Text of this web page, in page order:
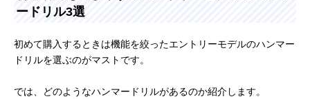
ードリル3選
初めて購入するときは機能を絞ったエントリーモデルのハンマー
ドリルを選ぶのがマストです。
では、どのようなハンマードリルがあるのか紹介します。